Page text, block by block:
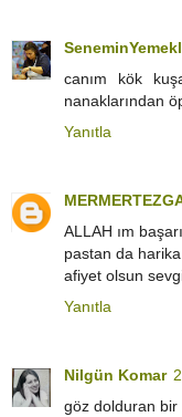
canım kök
nanaklarından
Yanıtla
ALLAH ım
pastan da
afiyet olsun
Yanıtla
Nilgün Komar
göz dolduran bir